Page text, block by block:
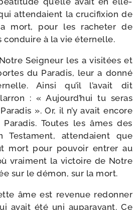
atten­daient la cru­ci­fixion de
mort, pour les rache­ter de
conduire à la vie éternelle.
Seigneur les a visi­tées et
du Paradis, leur a don­né
Ainsi qu’il l’avait dit
: « Aujourd’hui tu seras
». Or, il n’y avait encore
Toutes les âmes des
Testament, atten­daient que
mort pour pou­voir entrer au
vrai­ment la vic­toire de Notre
sur le démon, sur la mort.
âme est reve­nue redon­ner
avait été uni aupa­ra­vant. Ce